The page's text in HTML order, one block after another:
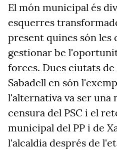
El món municipal és
esquerres
present quines són les
gestionar be
forces. Dues ciutats de
Sabadell en són
l'alternativa va ser una
censura del PSC i el
municipal del PP i de
l'alcaldia després de